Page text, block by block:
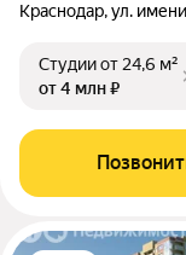
Краснодар, ул.
Студииот 24,6 м²
от 4 млн ₽